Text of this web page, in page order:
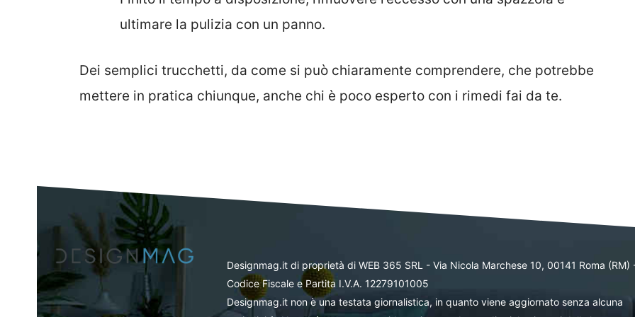
ultimare la pulizia con un panno.
Dei semplici trucchetti, da come si può chiaramente comprendere, che potrebbe
mettere in pratica chiunque, anche chi è poco esperto con i rimedi fai da te.
Designmag.it di proprietà di WEB 365 SRL - Via Nicola Marchese 10, 00141 Roma (RM)
Codice Fiscale e Partita I.V.A. 12279101005
Designmag.it non è una testata giornalistica, in quanto viene aggiornato senza alcuna